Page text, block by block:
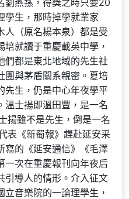
劉燕蓀，得獎之時只要20
學生，那時掉學就業家
人（原名楊本泉）都是受
就讀于重慶載英中學，
們都是東北地域的先生社
團與茅盾關系親密。夏培
先生，仍是中心年夜學平
溫士揚即溫田豐，是一名
揚雖不是先生，倒是一名
表《新蜀報》趕赴延安采
寫的《延安通信》《毛澤
一次在重慶報刊向年夜后
引導人的情形。介入征文
音樂院的一論理學生，